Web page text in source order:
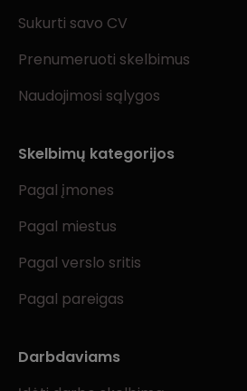
Sukurti savo CV
Prenumeruoti skelbimus
Naudojimosi sąlygos
Skelbimų kategorijos
Pagal įmones
Pagal miestus
Pagal verslo sritis
Pagal pareigas
Darbdaviams